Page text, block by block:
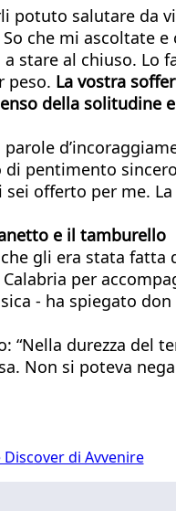
potuto salutare da
che mi ascoltate
a stare al chiuso.
peso. La vostra
della solitudine
pentimento
sei offerto per me.
e il tamburello
gli era stata
per
- ha spiegato
“Nella durezza del
Non si poteva
di Avvenire